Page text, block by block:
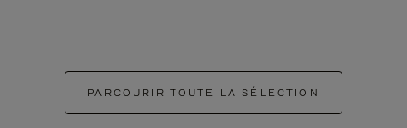
PARCOURIR TOUTE LA SÉLECTION